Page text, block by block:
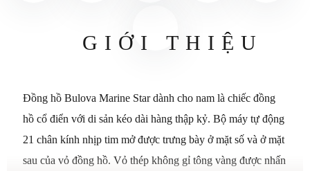
GIỚI THIỆU
Đồng hồ Bulova Marine Star dành cho nam là chiếc đồng
hồ cổ điển với di sản kéo dài hàng thập kỷ. Bộ máy tự động
21 chân kính nhịp tim mở được trưng bày ở mặt số và ở mặt
sau của vỏ đồng hồ. Vỏ thép không gỉ tông vàng được nhấn